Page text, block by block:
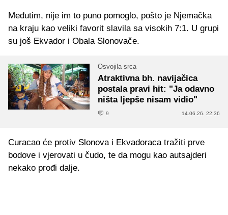
Međutim, nije im to puno pomoglo, pošto je Njemačka
na kraju kao veliki favorit slavila sa visokih 7:1. U grupi
su još Ekvador i Obala Slonovače.
Osvojila srca
Atraktivna bh. navijačica
postala pravi hit: "Ja odavno
ništa ljepše nisam vidio"
9 14.06.26. 22:36
Curacao će protiv Slonova i Ekvadoraca tražiti prve
bodove i vjerovati u čudo, te da mogu kao autsajderi
nekako prođi dalje.